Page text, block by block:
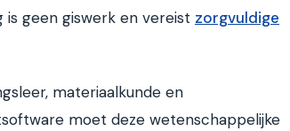
geen giswerk en vereist zorgvuldige
materiaalkunde en
moet deze wetenschappelijke